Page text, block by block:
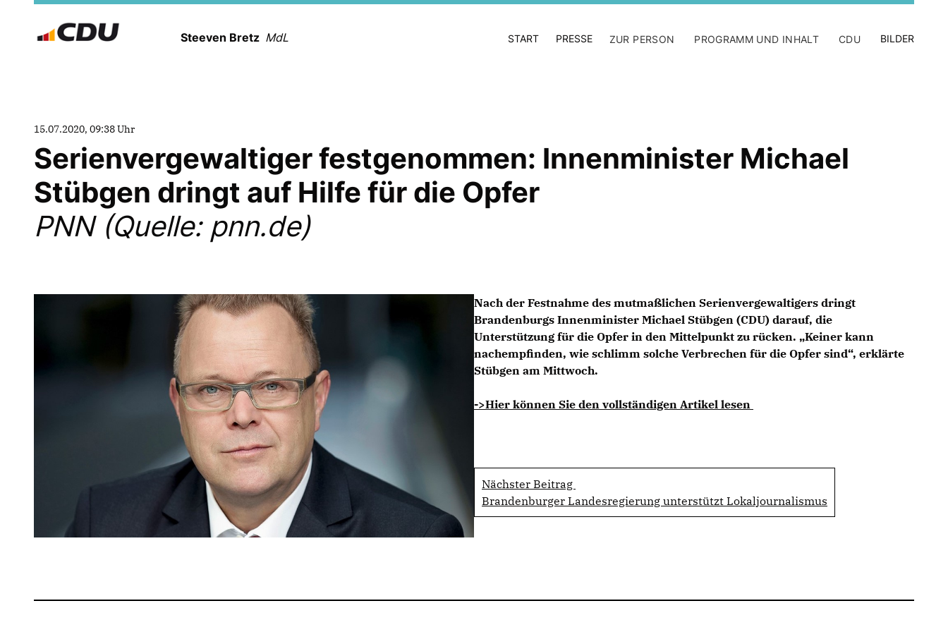
Steeven Bretz MdL START PRESSE ZUR PERSON PROGRAMM UND INHALT CDU BILDER
15.07.2020, 09:38 Uhr
Serienvergewaltiger festgenommen: Innenminister Michael
Stübgen dringt auf Hilfe für die Opfer
PNN (Quelle: pnn.de)
Nach der Festnahme des mutmaßlichen Serienvergewaltigers dringt
Brandenburgs Innenminister Michael Stübgen (CDU) darauf, die
Unterstützung für die Opfer in den Mittelpunkt zu rücken. „Keiner kann
nachempfinden, wie schlimm solche Verbrechen für die Opfer sind“, erklärte
Stübgen am Mittwoch.
->Hier können Sie den vollständigen Artikel lesen
Nächster Beitrag
Brandenburger Landesregierung unterstützt Lokaljournalismus